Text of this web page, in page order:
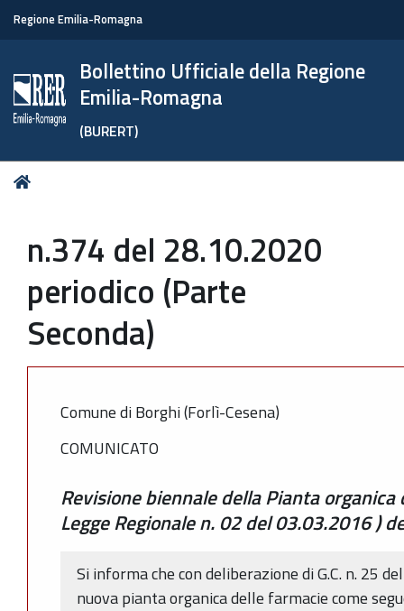
Regione Emilia-Romagna
Bollettino Ufficiale della Regione
Emilia-Romagna
(BURERT)
Tu
n.374 del 28.10.2020
periodico (Parte
Seconda)
Comune di Borghi (Forlì-Cesena)
COMUNICATO
Revisione biennale della Pianta
Legge Regionale n. 02 del 03.03.2016 )
Si informa che con deliberazione di G.C. n. 25
nuova pianta organica delle farmacie come